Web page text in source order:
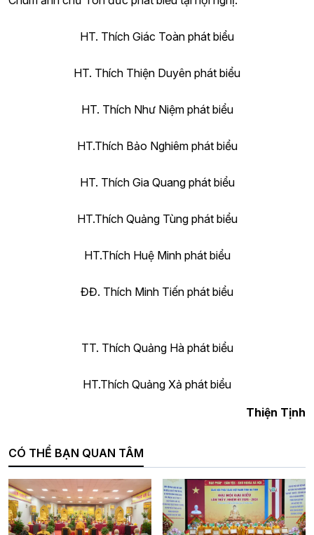
HT. Thích Giác Toàn phát biểu
HT. Thích Thiện Duyên phát biểu
HT. Thích Như Niệm phát biểu
HT.Thích Bảo Nghiêm phát biểu
HT. Thích Gia Quang phát biểu
HT.Thích Quảng Tùng phát biểu
HT.Thích Huệ Minh phát biểu
ĐĐ. Thích Minh Tiến phát biểu
TT. Thích Quảng Hà phát biểu
HT.Thích Quảng Xả phát biểu
Thiện Tịnh
CÓ THỂ BẠN QUAN TÂM